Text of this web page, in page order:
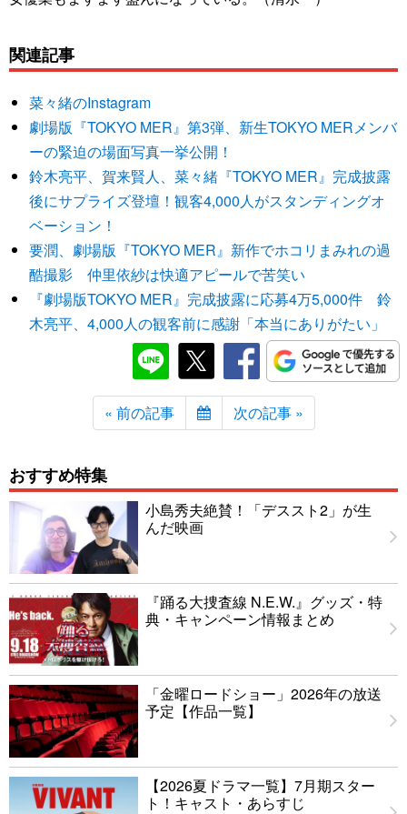
関連記事
菜々緒のInstagram
劇場版『TOKYO MER』第3弾、新生TOKYO MERメンバ
ーの緊迫の場面写真一挙公開！
鈴木亮平、賀来賢人、菜々緒『TOKYO MER』完成披露
後にサプライズ登壇！観客4,000人がスタンディングオ
ベーション！
要潤、劇場版『TOKYO MER』新作でホコリまみれの過
酷撮影 仲里依紗は快適アピールで苦笑い
『劇場版TOKYO MER』完成披露に応募4万5,000件 鈴
木亮平、4,000人の観客前に感謝「本当にありがたい」
« 前の記事 次の記事 »
おすすめ特集
小島秀夫絶賛！「デススト2」が生
んだ映画
『踊る大捜査線 N.E.W.』グッズ・特
典・キャンペーン情報まとめ
「金曜ロードショー」2026年の放送
予定【作品一覧】
【2026夏ドラマ一覧】7月期スター
ト！キャスト・あらすじ